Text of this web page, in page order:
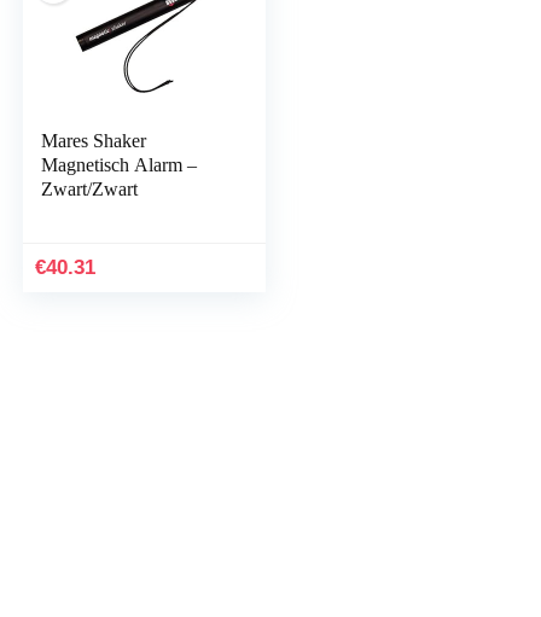
Mares Shaker
Magnetisch Alarm –
Zwart/Zwart
€40.31